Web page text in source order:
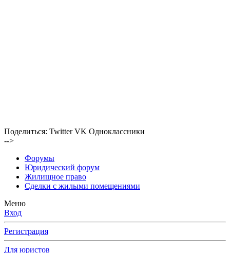
Поделиться: Twitter VK Одноклассники
-->
Форумы
Юридический форум
Жилищное право
Сделки с жилыми помещениями
Меню
Вход
Регистрация
Для юристов